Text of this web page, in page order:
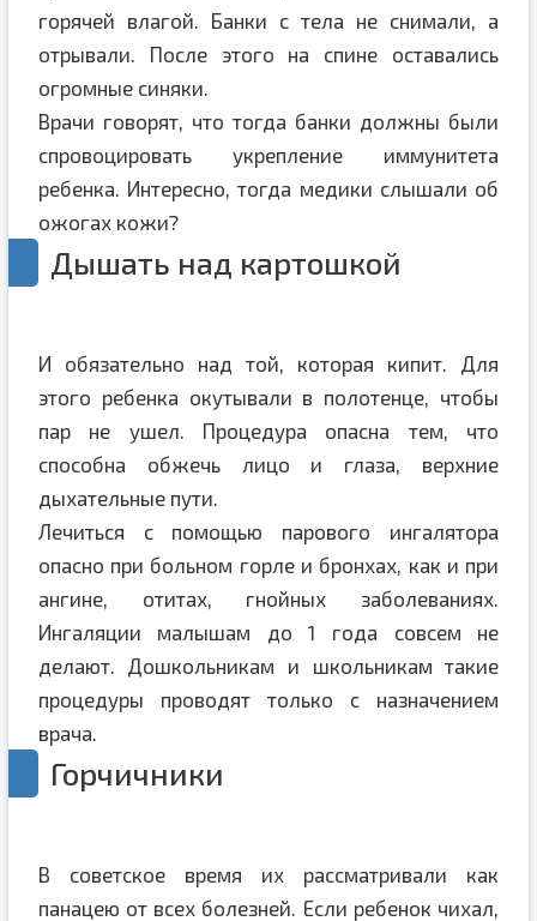
горячей влагой. Банки с тела не снимали, а
отрывали. После этого на спине оставались
огромные синяки.
Врачи говорят, что тогда банки должны были
спровоцировать укрепление иммунитета
ребенка. Интересно, тогда медики слышали об
ожогах кожи?
Дышать над картошкой
И обязательно над той, которая кипит. Для
этого ребенка окутывали в полотенце, чтобы
пар не ушел. Процедура опасна тем, что
способна обжечь лицо и глаза, верхние
дыхательные пути.
Лечиться с помощью парового ингалятора
опасно при больном горле и бронхах, как и при
ангине, отитах, гнойных заболеваниях.
Ингаляции малышам до 1 года совсем не
делают. Дошкольникам и школьникам такие
процедуры проводят только с назначением
врача.
Горчичники
В советское время их рассматривали как
панацею от всех болезней. Если ребенок чихал,